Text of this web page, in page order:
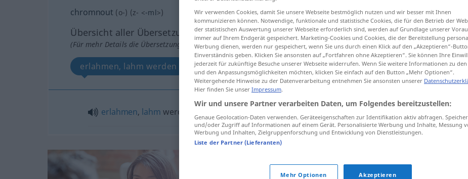
chromnout (o-) (z- <-ml>)
Übersicht aller Übersetzungen
(Für mehr Details die Übersetzung anklicken/antippen)
erlahmen, lahm werden
erlahmen, lahm werden
Wir verwenden Cookies, damit Sie unsere Webseite bestmöglich nutzen und wir besser mit Ihnen
kommunizieren können. Notwendige, funktionale und statistische Cookies, die für den Betrieb der
der statistischen Auswertung unserer Webseite erforderlich sind, werden auf Grundlage unserer
immer auf Ihrem Endgerät gespeichert. Marketing-Cookies und Cookies, die der Bereitstellung
Werbung dienen, werden nur gespeichert, wenn Sie uns durch einen Klick auf den „Akzeptieren“-
Einverständnis geben. Klicken Sie ansonsten auf „Fortfahren ohne Akzeptieren“. Sie können Ihre
jederzeit für zukünftige Besuche unserer Webseite widerrufen. Wenn Sie weitere Informationen zu den
und den Anpassungsmöglichkeiten möchten, klicken Sie einfach auf den Button „Mehr Optionen“.
Weitergehende Hinweise zu der Datenverarbeitung entnehmen Sie ansonsten unserer
Hier finden Sie unser Impressum.
Wir und unsere Partner verarbeiten Daten, um Folgendes bereitzustellen:
Genaue Geolocation-Daten verwenden. Geräteeigenschaften zur Identifikation aktiv abfragen.
und/oder Zugriff auf Informationen auf einem Gerät. Personalisierte Werbung und Inhalte, Messung
Werbung und Inhalten, Zielgruppenforschung und Entwicklung von Dienstleistungen.
Liste der Partner (Lieferanten)
Mehr Optionen Akzeptieren